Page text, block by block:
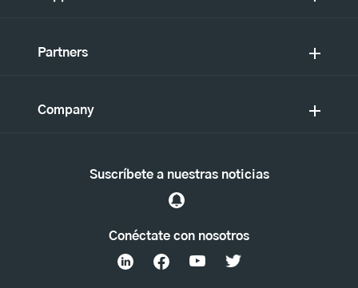
Partners
Company
Conéctate con nosotros
Suscríbete a nuestras noticias